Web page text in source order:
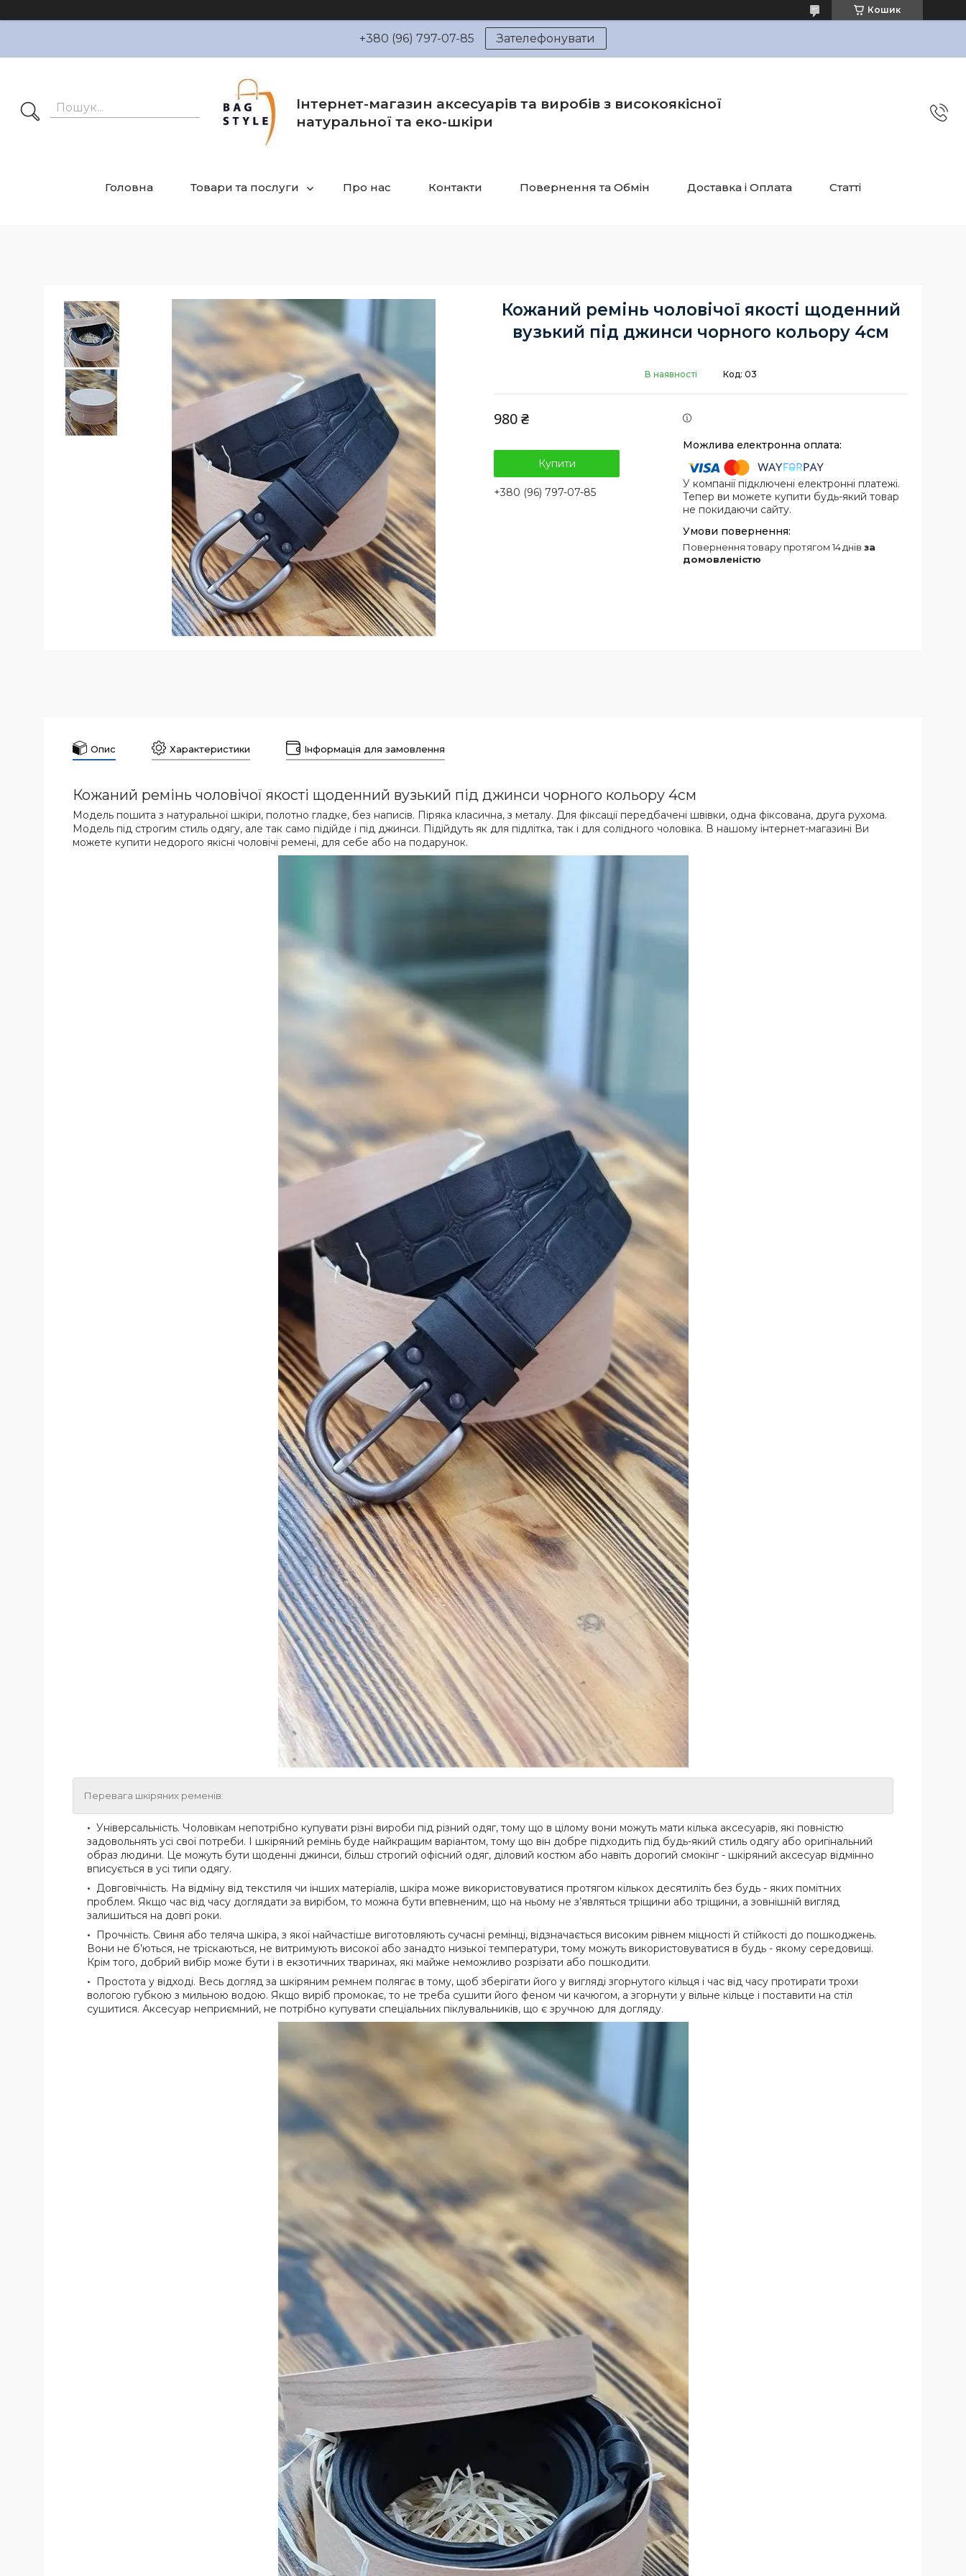
Кошик
+380 (96) 797-07-85 Зателефонувати
Інтернет-магазин аксесуарів та виробів з високоякісної
натуральної та еко-шкіри
Головна Товари та послуги Про нас Контакти Повернення та Обмін Доставка і Оплата Статті
Кожаний ремінь чоловічої якості щоденний
вузький під джинси чорного кольору 4см
В наявності Код: 03
980 ₴
Купити
+380 (96) 797-07-85
У компанії підключені електронні платежі.
Тепер ви можете купити будь-який товар
не покидаючи сайту.
повернення товару протягом 14 днів за
домовленістю
Опис Характеристики Інформація для замовлення
Кожаний ремінь чоловічої якості щоденний вузький під джинси чорного кольору 4см
Модель пошита з натуральної шкіри, полотно гладке, без написів. Піряка класична, з металу. Для фіксації передбачені швівки, одна фіксована, друга рухома.
Модель під строгим стиль одягу, але так само підійде і під джинси. Підійдуть як для підлітка, так і для солідного чоловіка. В нашому інтернет-магазині Ви
можете купити недорого якісні чоловічі ремені, для себе або на подарунок.
Перевага шкіряних ременів:
Універсальність. Чоловікам непотрібно купувати різні вироби під різний одяг, тому що в цілому вони можуть мати кілька аксесуарів, які повністю
задовольнять усі свої потреби. І шкіряний ремінь буде найкращим варіантом, тому що він добре підходить під будь-який стиль одягу або оригінальний
образ людини. Це можуть бути щоденні джинси, більш строгий офісний одяг, діловий костюм або навіть дорогий смокінг - шкіряний аксесуар відмінно
вписується в усі типи одягу.
Довговічність. На відміну від текстиля чи інших матеріалів, шкіра може використовуватися протягом кількох десятиліть без будь - яких помітних
проблем. Якщо час від часу доглядати за вирібом, то можна бути впевненим, що на ньому не з’являться тріщини або тріщини, а зовнішній вигляд
залишиться на довгі роки.
Прочність. Свиня або теляча шкіра, з якої найчастіше виготовляють сучасні ремінці, відзначається високим рівнем міцності й стійкості до пошкоджень.
Вони не б’ються, не тріскаються, не витримують високої або занадто низької температури, тому можуть використовуватися в будь - якому середовищі.
Крім того, добрий вибір може бути і в екзотичних тваринах, які майже неможливо розрізати або пошкодити.
Простота у відході. Весь догляд за шкіряним ремнем полягає в тому, щоб зберігати його у вигляді згорнутого кільця і час від часу протирати трохи
вологою губкою з мильною водою. Якщо виріб промокає, то не треба сушити його феном чи качюгом, а згорнути у вільне кільце і поставити на стіл
сушитися. Аксесуар неприємний, не потрібно купувати спеціальних піклувальників, що є зручною для догляду.